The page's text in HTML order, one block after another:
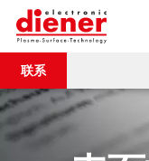
联系